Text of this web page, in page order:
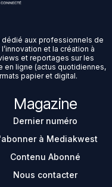
aux professionnels de
et la création à
et reportages sur les
en ligne (actus quotidiennes,
papier et digital.
Magazine
Dernier numéro
à Mediakwest
Contenu Abonné
Nous contacter